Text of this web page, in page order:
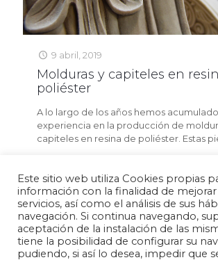
9 abril, 2019
Molduras y capiteles en
poliéster
A lo largo de los años hemos
experiencia en la producción de
capiteles en resina de poliéster. Estas
Política de privacidad Aviso legal
Este sitio web utiliza Cookies propias
información con la finalidad de
servicios, así como el análisis de sus
navegación. Si continua navegando,
aceptación de la instalación de las
tiene la posibilidad de configurar su
pudiendo, si así lo desea, impedir que